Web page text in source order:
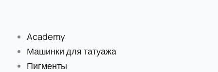
содержимому
Academy
Машинки для татуажа
Пигменты